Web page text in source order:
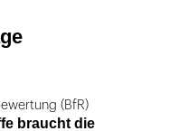
(BfR)
braucht die